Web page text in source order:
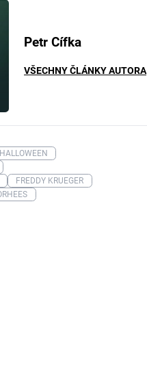
Petr Cífka
VŠECHNY ČLÁNKY AUTORA
HALLOWEEN
FREDDY KRUEGER